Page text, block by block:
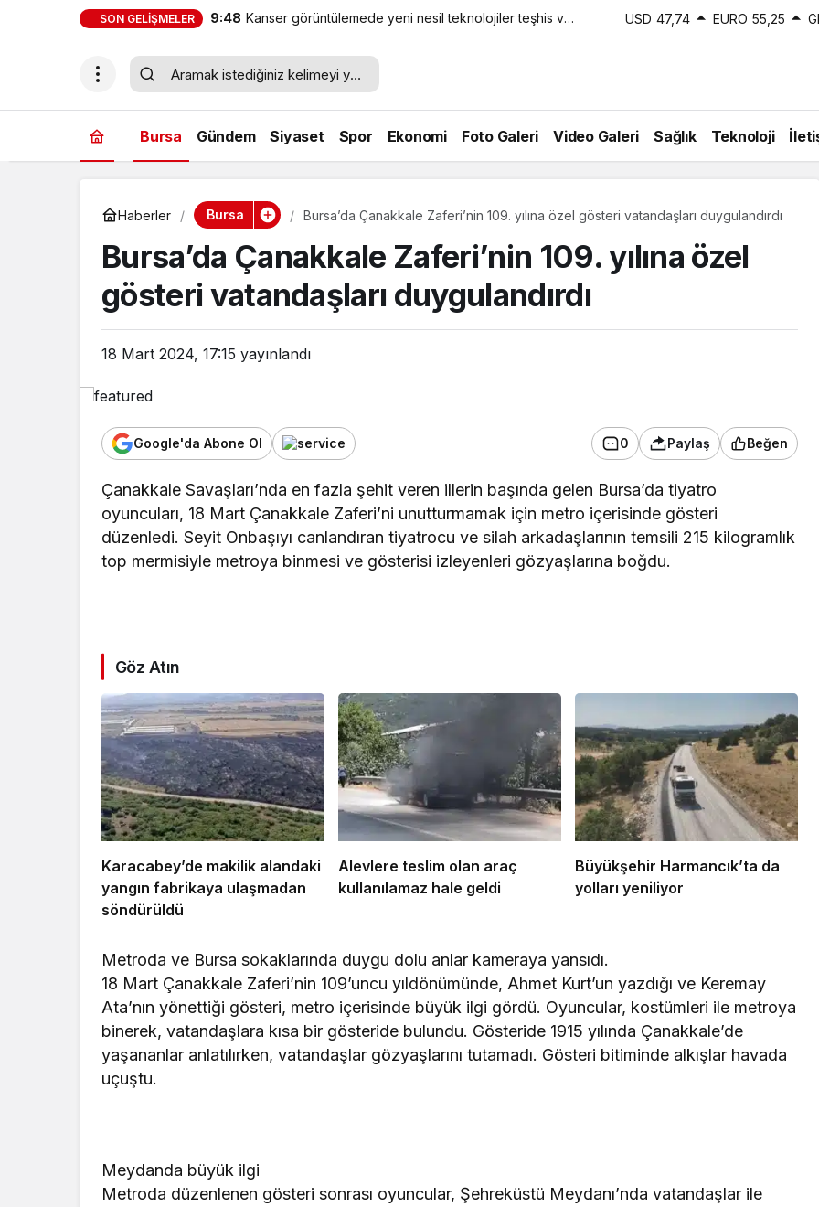
SON GELIŞMELER 9:48 Kanser görüntülemede yeni nesil teknolojiler teşhis ve
tedavide önemli yol gösteriyor
USD 47,74 EURO 55,25
Bursa Gündem Siyaset Spor Ekonomi Foto Galeri Video Galeri Sağlık Teknoloji
Haberler Bursa Bursa’da Çanakkale Zaferi’nin 109. yılına özel gösteri vatandaşları duygulandırdı
Bursa’da Çanakkale Zaferi’nin 109. yılına özel
gösteri vatandaşları duygulandırdı
18 Mart 2024, 17:15 yayınlandı
Google'da Abone Ol 0 Paylaş Beğen
Çanakkale Savaşları’nda en fazla şehit veren illerin başında gelen Bursa’da tiyatro
oyuncuları, 18 Mart Çanakkale Zaferi’ni unutturmamak için metro içerisinde gösteri
düzenledi. Seyit Onbaşıyı canlandıran tiyatrocu ve silah arkadaşlarının temsili 215 kilogramlık
top mermisiyle metroya binmesi ve gösterisi izleyenleri gözyaşlarına boğdu.
Göz Atın
Karacabey’de makilik alandaki
yangın fabrikaya ulaşmadan
söndürüldü
Alevlere teslim olan araç
kullanılamaz hale geldi
Büyükşehir Harmancık’ta da
yolları yeniliyor
Metroda ve Bursa sokaklarında duygu dolu anlar kameraya yansıdı.
18 Mart Çanakkale Zaferi’nin 109’uncu yıldönümünde, Ahmet Kurt’un yazdığı ve Keremay
Ata’nın yönettiği gösteri, metro içerisinde büyük ilgi gördü. Oyuncular, kostümleri ile metroya
binerek, vatandaşlara kısa bir gösteride bulundu. Gösteride 1915 yılında Çanakkale’de
yaşananlar anlatılırken, vatandaşlar gözyaşlarını tutamadı. Gösteri bitiminde alkışlar havada
uçuştu.
Meydanda büyük ilgi
Metroda düzenlenen gösteri sonrası oyuncular, Şehreküstü Meydanı’nda vatandaşlar ile
Sağlık
Kanser görüntülemede yeni
nesil teknolojiler teşhis ve
tedavide önemli yol
gösteriyor
Sağlık
Yaşlanan nüfusun gizli
tehlikesi